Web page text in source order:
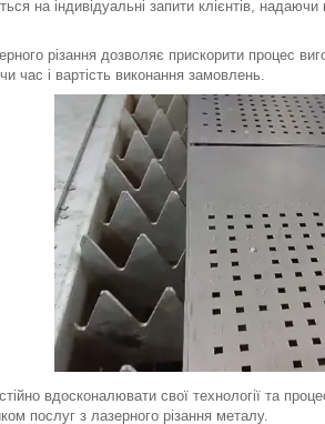
на індивідуальні запити клієнтів, надаючи
різання дозволяє прискорити процес
час і вартість виконання замовлень.
вдосконалювати свої технології та
послуг з лазерного різання металу.